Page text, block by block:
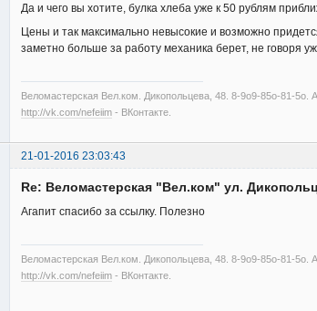
Да и чего вы хотите, булка хлеба уже к 50 рублям
Цены и так максимально невысокие и возможно
заметно больше за работу механика берет, не говоря
Веломастерская Вел.ком. Дикопольцева, 48. 8-9о9-85о-81-5о.
http://vk.com/nefeiim - ВКонтакте.
21-01-2016 23:03:43
Re: Веломастерская "Вел.ком" ул.
Агапит спасибо за ссылку. Полезно
Веломастерская Вел.ком. Дикопольцева, 48. 8-9о9-85о-81-5о.
http://vk.com/nefeiim - ВКонтакте.